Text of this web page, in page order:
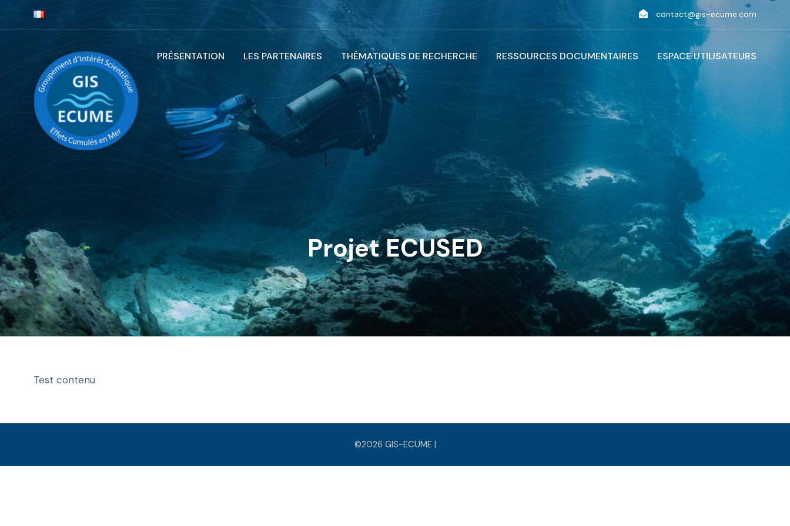
contact@gis-ecume.com
PRÉSENTATION LES PARTENAIRES THÉMATIQUES DE RECHERCHE RESSOURCES DOCUMENTAIRES ESPACE UTILISATEURS
Projet ECUSED
Test contenu
©2026 GIS-ECUME |